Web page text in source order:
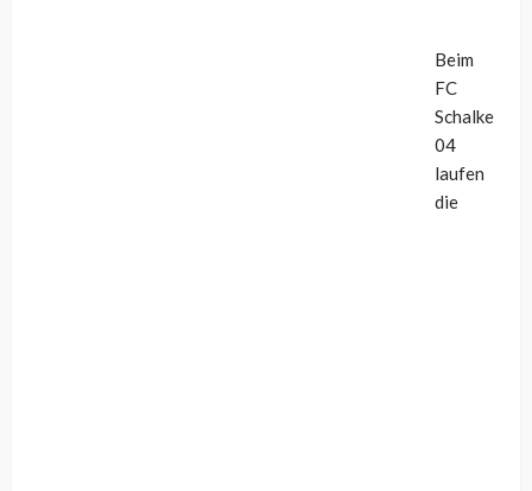
Beim
FC
Schalke
04
laufen
die